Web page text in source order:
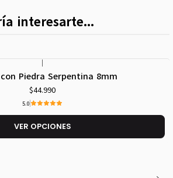
interesarte...
Piedra Serpentina 8mm
$44.990
5.0
VER OPCIONES